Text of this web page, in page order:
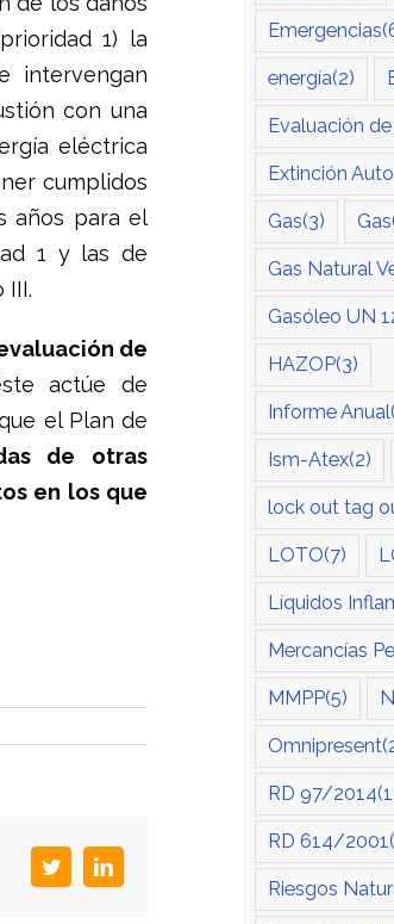
1) la
intervengan
con una
eléctrica
cumplidos
años para el
1 y las de
III.
de
actúe de
el Plan de
de otras
en los que
TwitterLinkedIn
Emergencias
energía(2)
Evaluación
Extinción
Gas(3) Gas
Gas Natural
Gasóleo UN
HAZOP(3)
Informe Anual
Ism-Atex(2)
lock out tag
LOTO(7)
Líquidos
Mercancías
MMPP(5)
Omnipresent
RD 97/2014
RD 614/2001
Riesgos